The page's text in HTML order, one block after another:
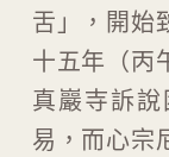
舌」，開始
十五年（丙
真巖寺訴
易，而心宗